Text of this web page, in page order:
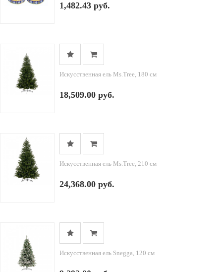
1,482.43 руб.
Искусственная ель Ms.Tree, 180 см
18,509.00 руб.
Искусственная ель Ms.Tree, 210 см
24,368.00 руб.
Искусственная ель Snegga, 120 см